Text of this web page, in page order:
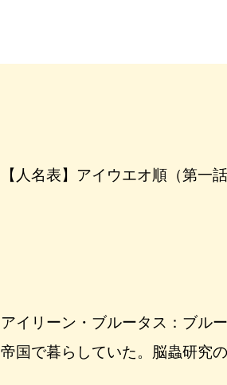
【人名表】アイウエオ順（第一
アイリーン・ブルータス：ブル
帝国で暮らしていた。脳蟲研究